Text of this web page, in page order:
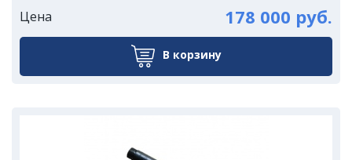
Цена 178 000 руб.
В корзину